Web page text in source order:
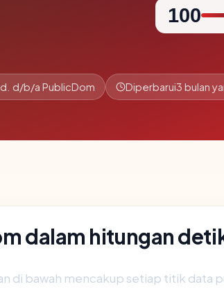
100
d/b/a PublicDom Diperbarui3 bulan
dalam hitungan
di bawah mencakup setiap titik data